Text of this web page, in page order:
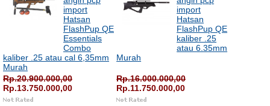
import
Hatsan
FlashPup QE
Essentials
Combo
kaliber .25 atau cal 6,35mm
Murah
Rp.20.900.000,00
Rp.13.750.000,00
import
Hatsan
FlashPup QE
kaliber .25
atau 6.35mm
Murah
Rp.16.000.000,00
Rp.11.750.000,00